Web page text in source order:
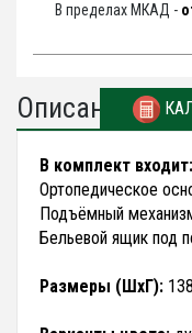
В пределах МКАД -
Описание
В комплект входит:
Ортопедическое
Подъёмный
Бельевой ящик под
Размеры (ШхГ):